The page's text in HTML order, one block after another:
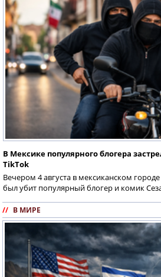
В Мексике популярного блогера
TikTok
Вечером 4 августа в мексиканском
был убит популярный блогер и комик
// В МИРЕ